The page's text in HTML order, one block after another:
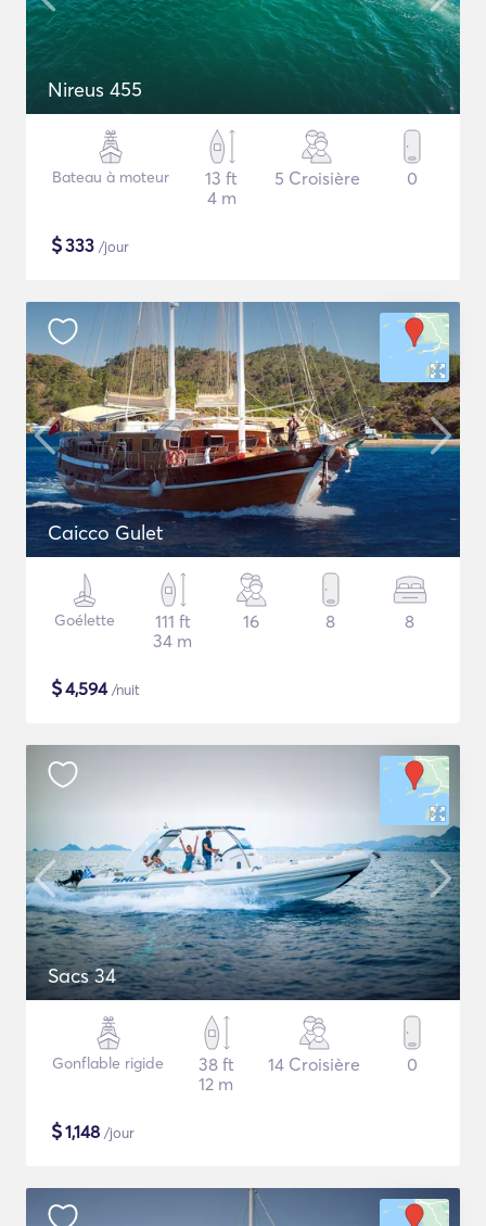
Nireus 455
Bateau à moteur
13 ft
4 m
5 Croisière 0
$333 /jour
Caicco Gulet
Goélette
111 ft
34 m
16 8 8
$4,594/nuit
Sacs 34
Gonflable rigide
38 ft
12 m
14 Croisière 0
$1,148 /jour